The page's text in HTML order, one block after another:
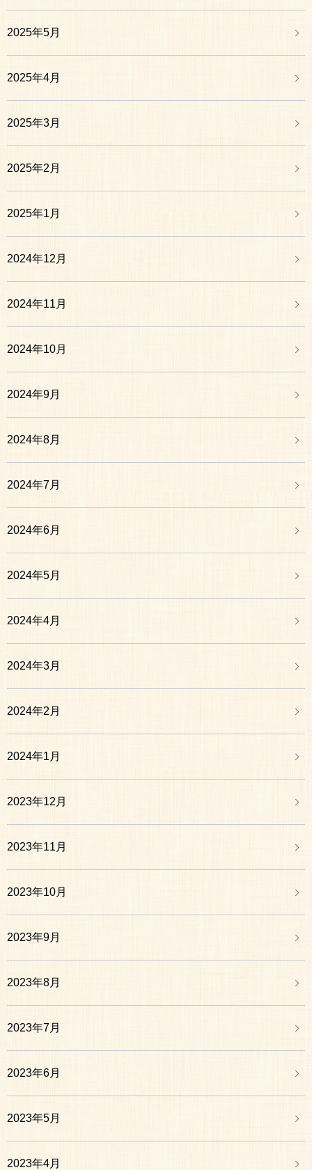
2025年5月
2025年4月
2025年3月
2025年2月
2025年1月
2024年12月
2024年11月
2024年10月
2024年9月
2024年8月
2024年7月
2024年6月
2024年5月
2024年4月
2024年3月
2024年2月
2024年1月
2023年12月
2023年11月
2023年10月
2023年9月
2023年8月
2023年7月
2023年6月
2023年5月
2023年4月